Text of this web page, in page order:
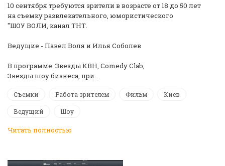
10 сентября требуются зрители в возрасте от 18 до 50 лет
на съемку развлекательного, юмористического
"ШОУ ВОЛИ, канал ТНТ.
Ведущие - Павел Воля и Илья Соболев
В программе: Звезды КВН, Comedy Clab,
Звезды шоу бизнеса, при…
Съемки Работа зрителем Фильм Киев
Ведущий Шоу
Читать полностью